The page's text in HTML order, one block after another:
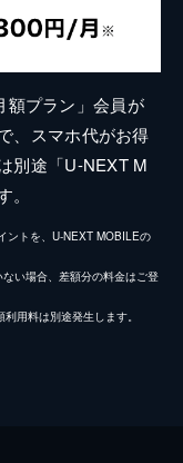
額プラン」会員が
、スマホ代がお得
別途「U-NEXT M
ントを、U-NEXT MOBILEの
い場合、差額分の料金はご登
用料は別途発生します。